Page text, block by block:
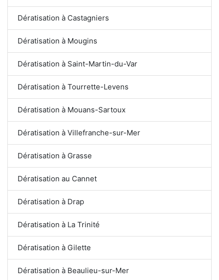
Dératisation à Castagniers
Dératisation à Mougins
Dératisation à Saint-Martin-du-Var
Dératisation à Tourrette-Levens
Dératisation à Mouans-Sartoux
Dératisation à Villefranche-sur-Mer
Dératisation à Grasse
Dératisation au Cannet
Dératisation à Drap
Dératisation à La Trinité
Dératisation à Gilette
Dératisation à Beaulieu-sur-Mer